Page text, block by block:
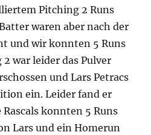
Pitching 2 Runs
waren aber nach der
und wir konnten 5 Runs
war leider das Pulver
und Lars Petracs
ein. Leider fand er
konnten 5 Runs
Lars und ein Homerun